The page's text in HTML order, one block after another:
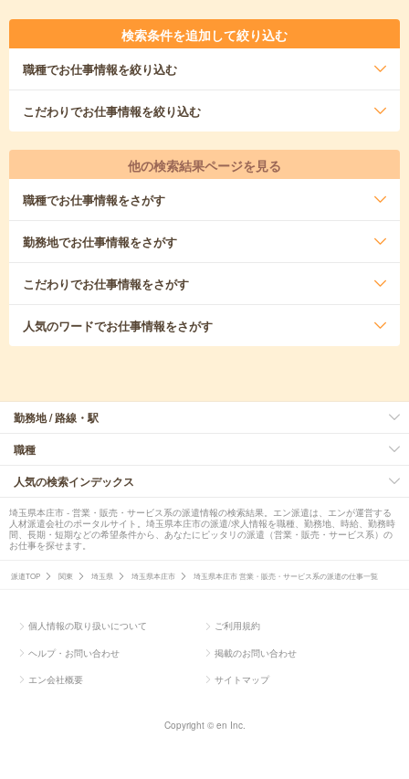
検索条件を追加して絞り込む
職種でお仕事情報を絞り込む
こだわりでお仕事情報を絞り込む
他の検索結果ページを見る
職種でお仕事情報をさがす
勤務地でお仕事情報をさがす
こだわりでお仕事情報をさがす
人気のワードでお仕事情報をさがす
勤務地 / 路線・駅
職種
人気の検索インデックス
埼玉県本庄市 - 営業・販売・サービス系の派遣情報の検索結果。エン派遣は、エンが運営する
人材派遣会社のポータルサイト。埼玉県本庄市の派遣/求人情報を職種、勤務地、時給、勤務時
間、長期・短期などの希望条件から、あなたにピッタリの派遣（営業・販売・サービス系）の
お仕事を探せます。
派遣TOP 関東 埼玉県 埼玉県本庄市 埼玉県本庄市 営業・販売・サービス系の派遣の仕事一覧
個人情報の取り扱いについて ご利用規約
ヘルプ・お問い合わせ 掲載のお問い合わせ
エン会社概要 サイトマップ
Copyright © en Inc.